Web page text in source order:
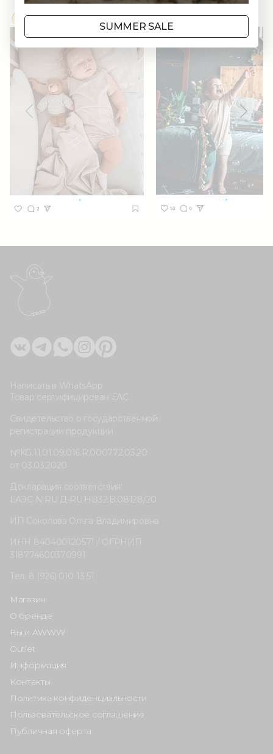
Магазин
О бренде
Вы и AWWW
Outlet
Информация
Контакты
Политика конфиденциальности
Пользовательское соглашение
Публичная оферта
SUMMER SALE